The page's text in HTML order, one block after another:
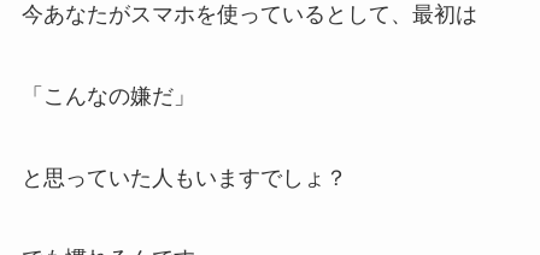
今あなたがスマホを使っているとして、最初は
「こんなの嫌だ」
と思っていた人もいますでしょ？